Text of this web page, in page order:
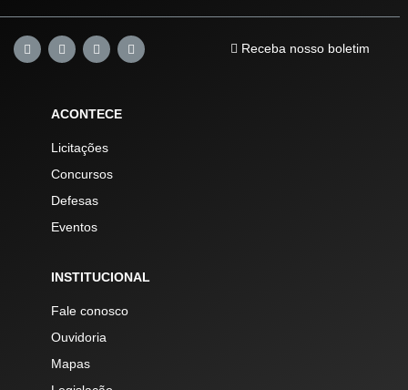
Receba nosso boletim
ACONTECE
Licitações
Concursos
Defesas
Eventos
INSTITUCIONAL
Fale conosco
Ouvidoria
Mapas